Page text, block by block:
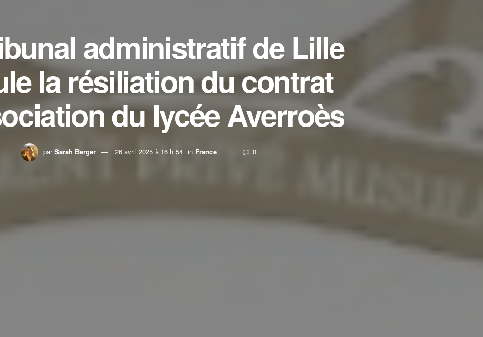
administratif de Lille
la résiliation du contrat
du lycée Averroès
par Sarah Berger 26 avril 2025 à 16 h 54 in France 0